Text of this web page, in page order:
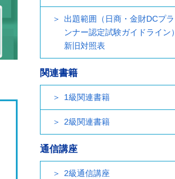
出題範囲（日商・金財DCプラ
ンナー認定試験ガイドライン）
新旧対照表
関連書籍
1級関連書籍
2級関連書籍
通信講座
2級通信講座